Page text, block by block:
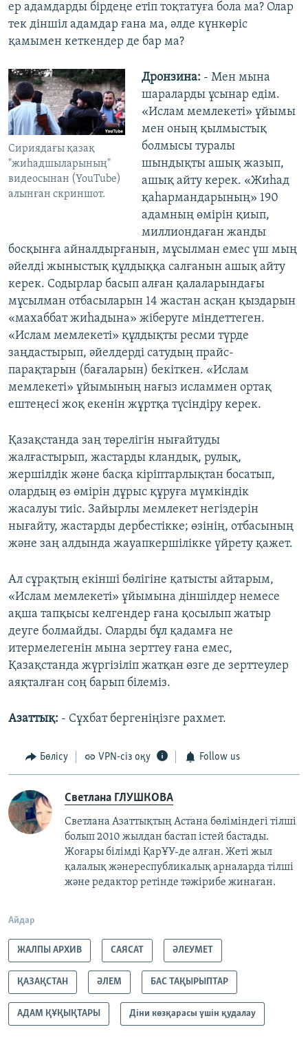
ер адамдарды бірдеңе етіп тоқтатуға бола ма? Олар
тек діншіл адамдар ғана ма, әлде күнкөріс
қамымен кеткендер де бар ма?
Сириядағы қазақ
"жиһадшыларының"
видеосынан (YouTube)
алынған скриншот.
Дронзина: - Мен мына
шараларды ұсынар едім.
«Ислам мемлекеті» ұйымы
мен оның қылмыстық
болмысы туралы
шындықты ашық жазып,
ашық айту керек. «Жиһад
қаһармандарының» 190
адамның өмірін қиып,
миллиондаған жанды
босқынға айналдырғанын, мұсылман емес үш мың
әйелді жыныстық құлдыққа салғанын ашық айту
керек. Содырлар басып алған қалаларындағы
мұсылман отбасыларын 14 жастан асқан қыздарын
«махаббат жиһадына» жіберуге міндеттеген.
«Ислам мемлекеті» құлдықты ресми түрде
заңдастырып, әйелдерді сатудың прайс-
парақтарын (бағаларын) бекіткен. «Ислам
мемлекеті» ұйымының нағыз исламмен ортақ
ештеңесі жоқ екенін жұртқа түсіндіру керек.
Қазақстанда заң төрелігін нығайтуды
жалғастырып, жастарды кландық, рулық,
жершілдік және басқа кіріптарлықтан босатып,
олардың өз өмірін дұрыс құруға мүмкіндік
жасалуы тиіс. Зайырлы мемлекет негіздерін
нығайту, жастарды дербестікке; өзінің, отбасының
және заң алдында жауапкершілікке үйрету қажет.
Ал сұрақтың екінші бөлігіне қатысты айтарым,
«Ислам мемлекеті» ұйымына діншілдер немесе
ақша тапқысы келгендер ғана қосылып жатыр
деуге болмайды. Оларды бұл қадамға не
итермелегенін мына зерттеу ғана емес,
Қазақстанда жүргізіліп жатқан өзге де зерттеулер
аяқталған соң барып білеміз.
Азаттық: - Сұхбат бергеніңізге рахмет.
Бөлісу VPN-сіз оқу Follow us
Светлана ГЛУШКОВА
Светлана Азаттықтың Астана бөліміндегі тілші
болып 2010 жылдан бастап істей бастады.
Жоғары білімді ҚарҰУ-де алған. Жеті жыл
қалалық жәнереспубликалық арналарда тілші
және редактор ретінде тәжірибе жинаған.
Айдар
ЖАЛПЫ АРХИВ САЯСАТ ӘЛЕУМЕТ
ҚАЗАҚСТАН ӘЛЕМ БАС ТАҚЫРЫПТАР
АДАМ ҚҰҚЫҚТАРЫ Діни көзқарасы үшін қудалау